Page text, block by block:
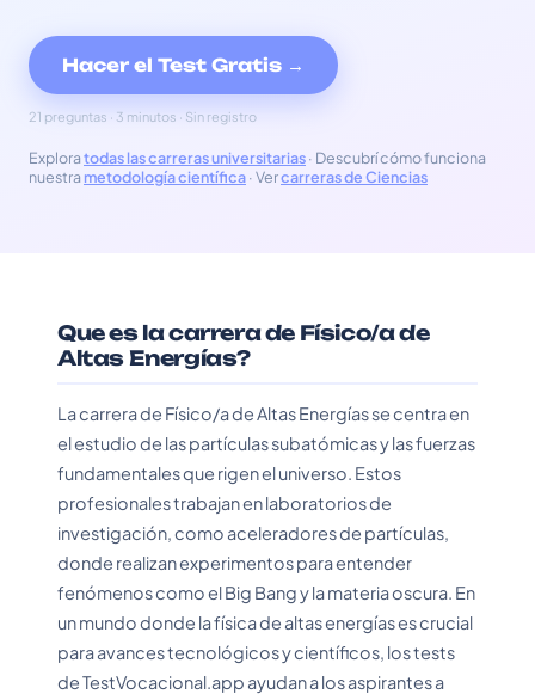
Hacer el Test Gratis →
21 preguntas · 3 minutos · Sin registro
Exploratodas las carreras universitarias· Descubrí cómo funciona
nuestra metodología científica· Vercarreras de Ciencias
Que es la carrera de Físico/a de
Altas Energías?
La carrera de Físico/a de Altas Energías se centra en
el estudio de las partículas subatómicas y las fuerzas
fundamentales que rigen el universo. Estos
profesionales trabajan en laboratorios de
investigación, como aceleradores de partículas,
donde realizan experimentos para entender
fenómenos como el Big Bang y la materia oscura. En
un mundo donde la física de altas energías es crucial
para avances tecnológicos y científicos, los tests
de TestVocacional.app ayudan a los aspirantes a